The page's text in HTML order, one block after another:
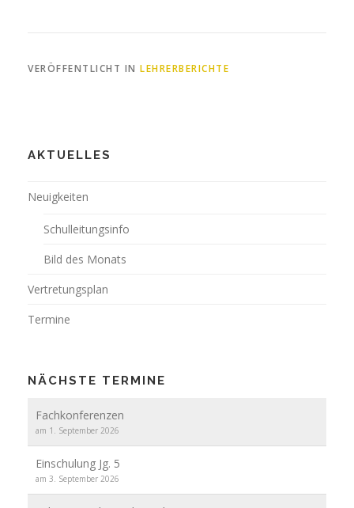
VERÖFFENTLICHT IN LEHRERBERICHTE
AKTUELLES
Neuigkeiten
Schulleitungsinfo
Bild des Monats
Vertretungsplan
Termine
NÄCHSTE TERMINE
Fachkonferenzen
am 1. September 2026
Einschulung Jg. 5
am 3. September 2026